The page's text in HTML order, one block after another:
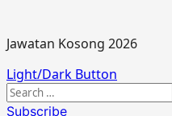
Jawatan Kosong 2026
Primary
Menu
Light/Dark Button
Search
for:
Subscribe